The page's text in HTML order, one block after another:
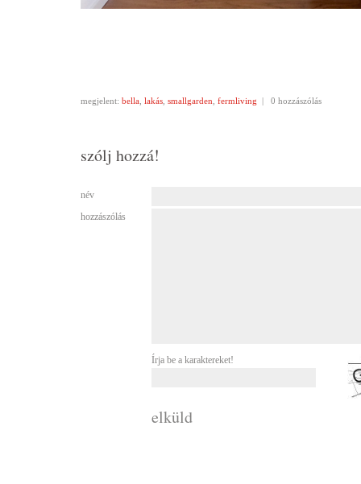
megjelent: bella lakás smallgarden fermliving | 0 hozzászólás
szólj hozzá!
név
hozzászólás
Írja be a karaktereket!
elküld